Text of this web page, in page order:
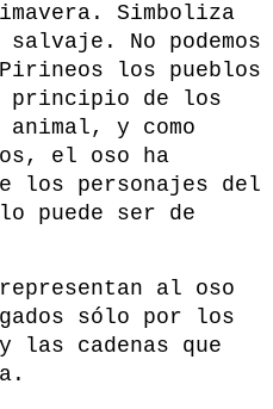
Simboliza
No podemos
los pueblos
principio de los
y como
el oso ha
los personajes del
puede ser de
al oso
sólo por los
las cadenas que